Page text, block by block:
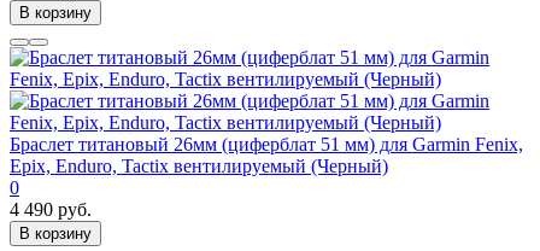
В корзину
Браслет титановый 26мм (циферблат 51 мм) для Garmin Fenix,
Epix, Enduro, Tactix вентилируемый (Черный)
0
4 490 руб.
В корзину